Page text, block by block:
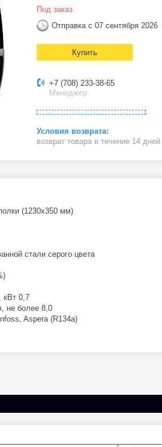
Под заказ
Отправка с 07 сентября 2026
Купить
+7 (708) 233-38-65
Менеджер
возврат товара в течение 14 дней
(1230х350 мм)
стали серого цвета
кВт 0,7
не более 8,0
Aspera (R134a)